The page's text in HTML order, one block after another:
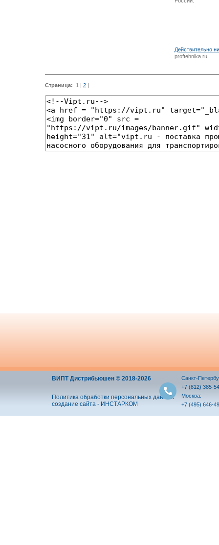
Действительно
proftehnika.ru
Страница: 1 | 2 |
ВИПТ Дистрибьюшен © 2018-2026
Политика обработки персональных данных
создание сайта - ИНСТАРКОМ
Санкт-
+7 (812) 385-
Москва:
+7 (495) 646-